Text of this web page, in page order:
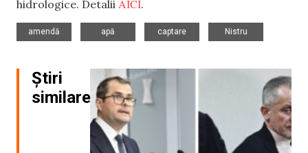
hidrologice. Detalii AICI.
amendă
apă
captare
Nistru
Știri
similare